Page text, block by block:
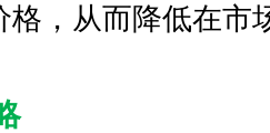
格，从而降低在市